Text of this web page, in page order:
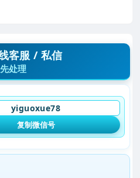
客服 / 私信
处理
yiguoxue78
复制微信号